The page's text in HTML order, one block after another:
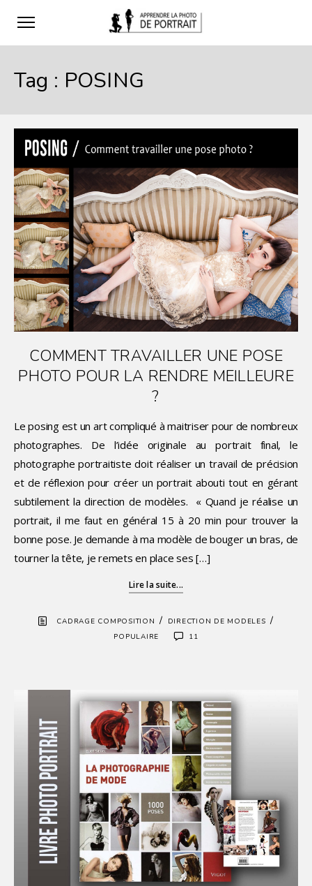
Tag : POSING
COMMENT TRAVAILLER UNE POSE
PHOTO POUR LA RENDRE MEILLEURE
?
Le posing est un art compliqué à maitriser pour de nombreux
photographes. De l’idée originale au portrait final, le
photographe portraitiste doit réaliser un travail de précision
et de réflexion pour créer un portrait abouti tout en gérant
subtilement la direction de modèles. « Quand je réalise un
portrait, il me faut en général 15 à 20 min pour trouver la
bonne pose. Je demande à ma modèle de bouger un bras, de
tourner la tête, je remets en place ses […]
Lire la suite...
CADRAGE COMPOSITION / DIRECTION DE MODELES /
POPULAIRE 11